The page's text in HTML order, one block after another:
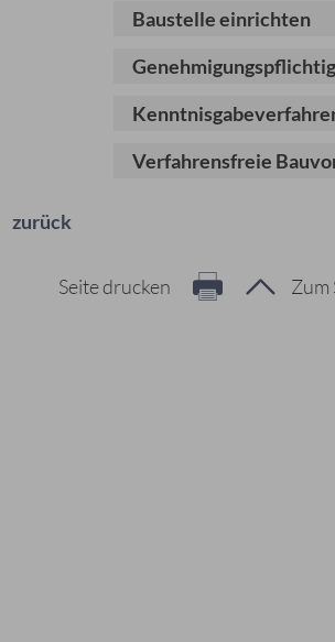
Baustelle einrichten
Verfahrensfreie
zurück
Zum
Seite drucken